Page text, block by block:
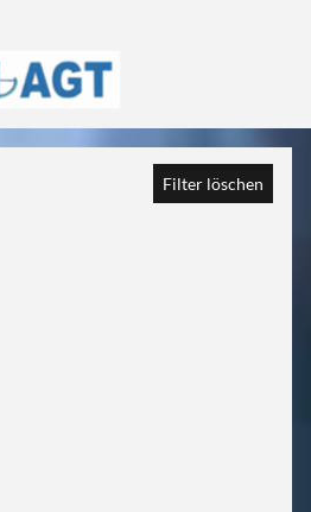
Filter löschen